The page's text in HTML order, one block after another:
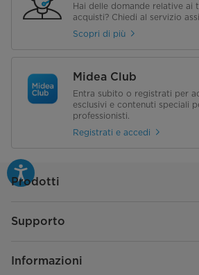
Hai delle domande relative ai
acquisti? Chiedi al servizio
Scopri di più
Midea Club
Entra subito o registrati per
esclusivi e contenuti speciali
professionisti.
Registrati e accedi
Prodotti
Supporto
Informazioni